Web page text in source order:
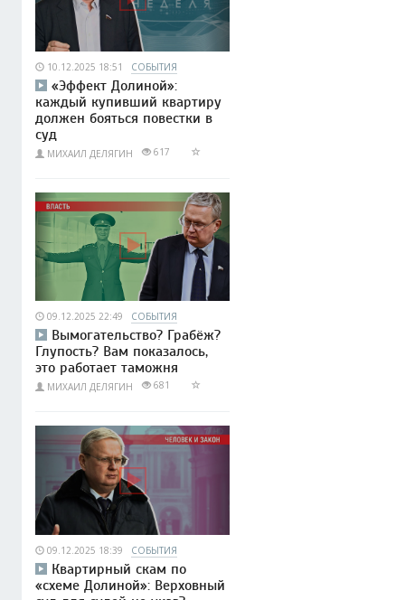
10.12.2025 18:51 СОБЫТИЯ
«Эффект Долиной»:
каждый купивший квартиру
должен бояться повестки в
суд
МИХАИЛ ДЕЛЯГИН 617
09.12.2025 22:49 СОБЫТИЯ
Вымогательство? Грабёж?
Глупость? Вам показалось,
это работает таможня
МИХАИЛ ДЕЛЯГИН 681
09.12.2025 18:39 СОБЫТИЯ
Квартирный скам по
«схеме Долиной»: Верховный